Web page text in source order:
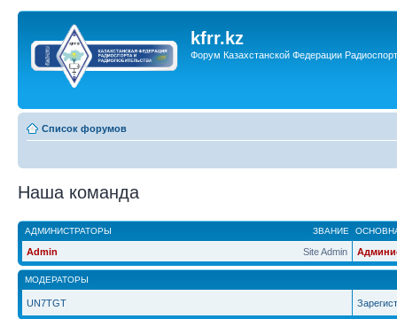
kfrr.kz
Форум Казахстанской Федерации
Список форумов
Наша команда
ЗВАНИЕ
АДМИНИСТРАТОРЫ
Site Admin
Admin
МОДЕРАТОРЫ
UN7TGT